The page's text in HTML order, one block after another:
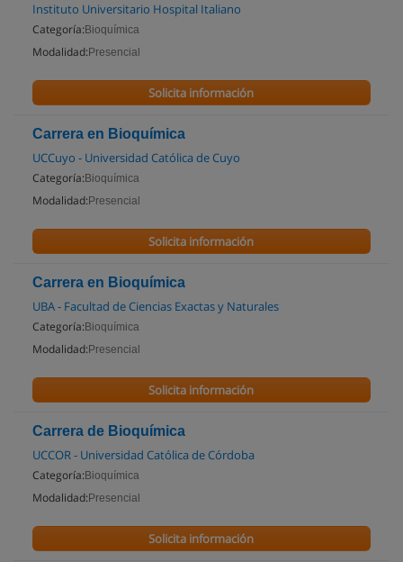
Instituto Universitario Hospital Italiano
Categoría: Bioquímica
Modalidad: Presencial
Solicita información
Carrera en Bioquímica
UCCuyo - Universidad Católica de Cuyo
Categoría: Bioquímica
Modalidad: Presencial
Solicita información
Carrera en Bioquímica
UBA - Facultad de Ciencias Exactas y Naturales
Categoría: Bioquímica
Modalidad: Presencial
Solicita información
Carrera de Bioquímica
UCCOR - Universidad Católica de Córdoba
Categoría: Bioquímica
Modalidad: Presencial
Solicita información